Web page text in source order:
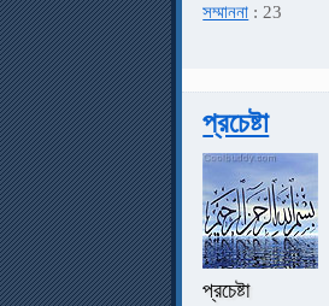
সম্মাননা : 23
প্রচেষ্টা
প্রচেষ্টা